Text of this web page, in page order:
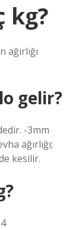
kg?
gelir?
-3mm
ağırlığı;
kesilir.